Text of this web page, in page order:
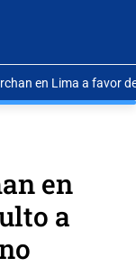
en Lima a favor
en
a